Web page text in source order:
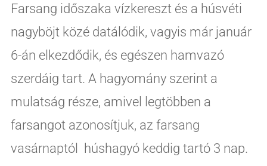
Farsang időszaka vízkereszt és a húsvéti
nagyböjt közé datálódik, vagyis már január
6-án elkezdődik, és egészen hamvazó
szerdáig tart. A hagyomány szerint a
mulatság része, amivel legtöbben a
farsangot azonosítjuk, az farsang
vasárnaptól húshagyó keddig tartó 3 nap.